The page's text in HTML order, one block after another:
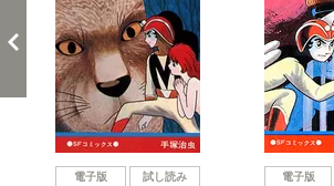
電子版 試し読み 電子版